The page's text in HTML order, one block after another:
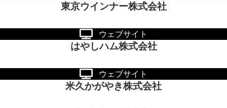
東京ウインナー株式会社
ウェブサイト
はやしハム株式会社
ウェブサイト
米久かがやき株式会社